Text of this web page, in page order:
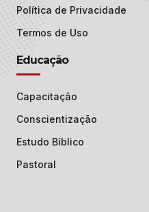
Política de Privacidade
Termos de Uso
Educação
Capacitação
Conscientização
Estudo Bíblico
Pastoral